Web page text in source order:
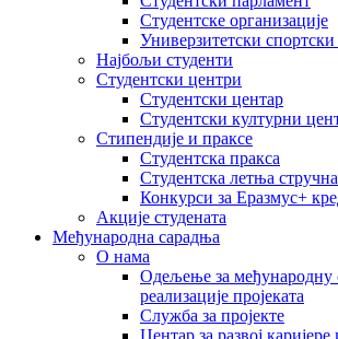
Студентске организације
Универзитетски спортски
Најбољи студенти
Студентски центри
Студентски центар
Студентски културни
Стипендије и праксе
Студентска пракса
Студентска летња
Конкурси за Еразмус+
Акције студената
Међународна сарадња
О нама
Одељење за међународну
реализације пројеката
Служба за пројекте
Центар за развој